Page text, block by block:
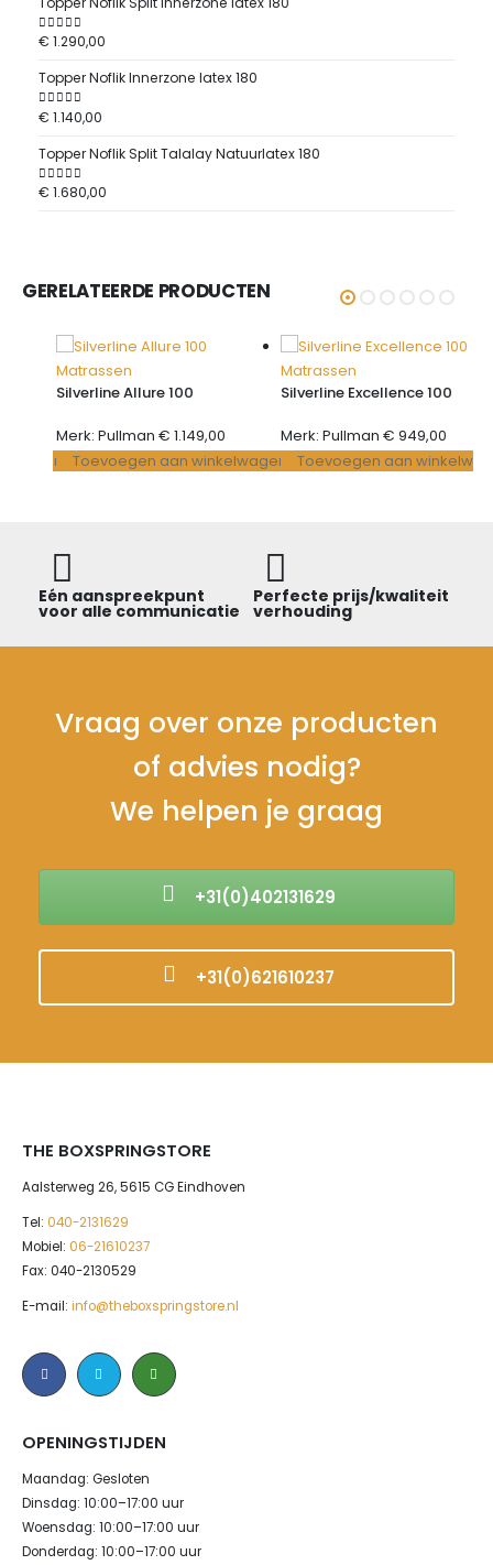
0out of 5
€1.290,00
Topper Noflik Innerzone latex 180
0out of 5
€1.140,00
Topper Noflik Split Talalay Natuurlatex 180
0out of 5
€1.680,00
GERELATEERDE PRODUCTEN
Matrassen
Silverline Allure 100
Merk: Pullman € 1.149,00
Toevoegen aan winkelwagen
Matrassen
Silverline Excellence 100
Merk: Pullman € 949,00
Toevoegen aan
Eén aanspreekpunt
voor alle communicatie
Perfecte prijs/kwaliteit
verhouding
Vraag over onze producten
of advies nodig?
We helpen je graag
+31(0)402131629
+31(0)621610237
THE BOXSPRINGSTORE
Aalsterweg 26, 5615 CG Eindhoven
Tel: 040-2131629
Mobiel: 06-21610237
Fax: 040-2130529
E-mail: info@theboxspringstore.nl
OPENINGSTIJDEN
Maandag: Gesloten
Dinsdag: 10:00–17:00 uur
Woensdag: 10:00–17:00 uur
Donderdag: 10:00–17:00 uur